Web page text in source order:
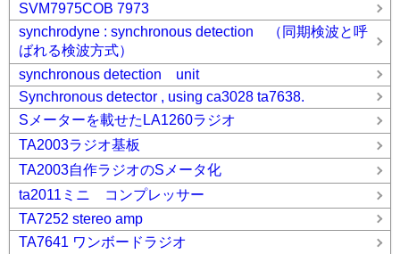
SVM7975COB 7973
synchrodyne : synchronous detection （同期検波と呼
ばれる検波方式）
synchronous detection unit
Synchronous detector , using ca3028 ta7638.
Sメーターを載せたLA1260ラジオ
TA2003ラジオ基板
TA2003自作ラジオのSメータ化
ta2011ミニ コンプレッサー
TA7252 stereo amp
TA7641 ワンボードラジオ